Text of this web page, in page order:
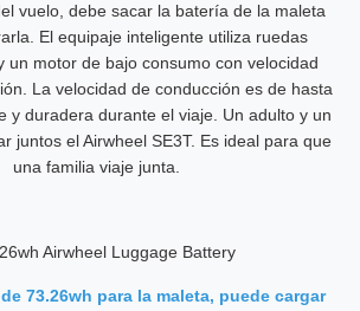
vuelo, debe sacar la batería de la maleta
El equipaje inteligente utiliza ruedas
un motor de bajo consumo con velocidad
La velocidad de conducción es de hasta
y duradera durante el viaje. Un adulto y un
juntos el Airwheel SE3T. Es ideal para que
una familia viaje junta.
73.26wh para la maleta, puede cargar